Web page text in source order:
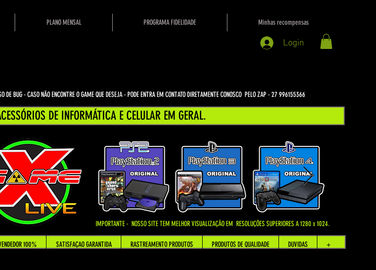
PLANO MENSAL PROGRAMA FIDELIDADE Minhas recompensas
Login
IMPORTANTE - NOSSO SITE TEM MELHOR VISUALIZAÇÃO EM RESOLUÇÕES SUPERIORES A 1280 x 1024.
DE INFORMÁTICA E CELULAR EM GERAL.
DE BUG- CASO NÃO ENCONTRE O GAME QUE DESEJA - PODE ENTRA EM CONTATO DIRETAMENTE CONOSCO PELO ZAP - 27 996155366
100% SATISFAÇAO GARANTIDA RASTREAMENTO PRODUTOS PRODUTOS DE QUALIDADE DUVIDAS +